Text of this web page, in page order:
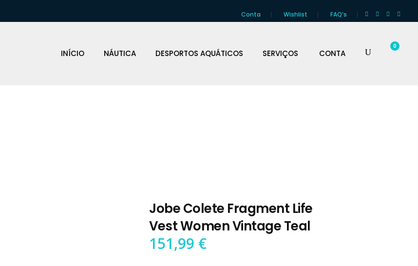
Conta Wishlist FAQ’s
INÍCIO NÁUTICA DESPORTOS AQUÁTICOS SERVIÇOS CONTA
0
Jobe Colete Fragment Life
Vest Women Vintage Teal
151,99 €